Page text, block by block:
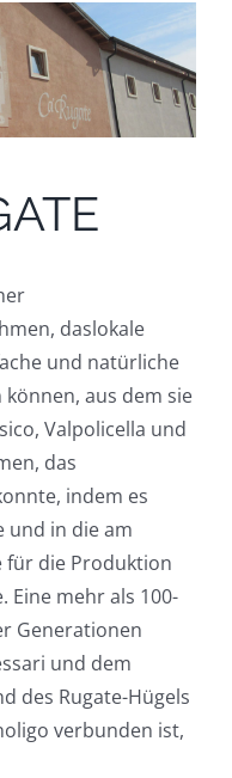
daslokale
und natürliche
aus dem sie
Valpolicella und
das
indem es
in die am
für die Produktion
Eine mehr als 100-
Generationen
und dem
des Rugate-Hügels
verbunden ist,